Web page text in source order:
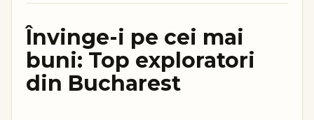
Învinge-i pe cei mai
buni: Top exploratori
din Bucharest